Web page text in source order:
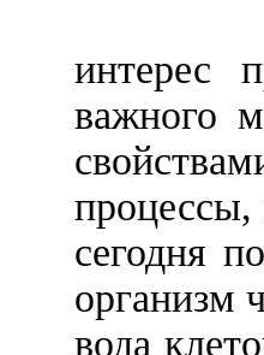
интерес
важного
сегодня
организм
вода